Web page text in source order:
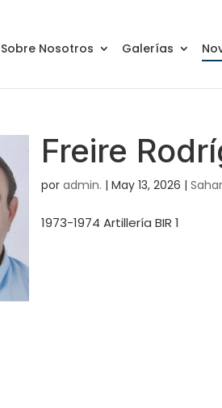
Sobre Nosotros Galerías
Freire
poradmin. |May 13, 2026 |
1973-1974 Artillería BIR 1